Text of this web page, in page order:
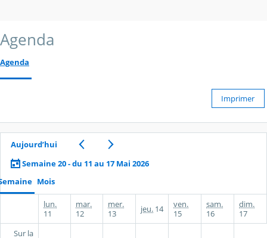
Agenda
Agenda
Imprimer
Aujourd’hui
Semaine 20 - du 11 au 17 Mai 2026
Mois
lun.
11
mar.
12
mer.
13
jeu. 14
ven.
15
sam.
16
dim.
17
Sur la